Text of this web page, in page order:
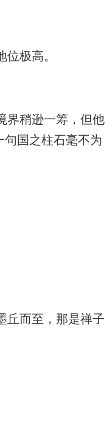
极高。
界稍逊一筹，但他
国之柱石毫不为
丘而至，那是禅子